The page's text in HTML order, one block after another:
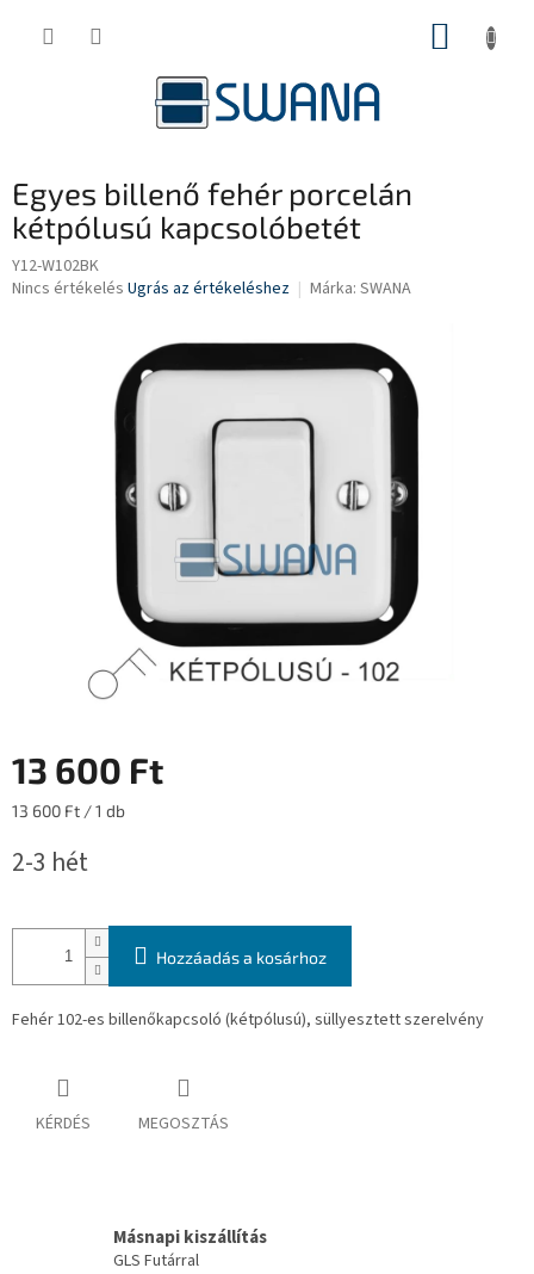
KOSÁR
Egyes billenő fehér porcelán
kétpólusú kapcsolóbetét
Y12-W102BK
A
Nincs értékelés Ugrás az értékeléshez Márka: SWANA
13 600 Ft
Egységár:
13 600 Ft / 1 db
2-3 hét
Hozzáadás a kosárhoz
Fehér 102-es billenőkapcsoló (kétpólusú), süllyesztett szerelvény
KÉRDÉS MEGOSZTÁS
Másnapi kiszállítás
GLS Futárral